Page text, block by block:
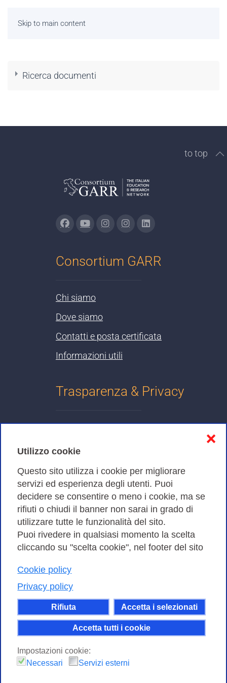
Utilizzo cookie
Questo sito utilizza i cookie per migliorare
servizi ed esperienza degli utenti. Puoi
decidere se consentire o meno i cookie, ma se
rifiuti o chiudi il banner non sarai in grado di
utilizzare tutte le funzionalità del sito.
Puoi rivedere in qualsiasi momento la scelta
cliccando su "scelta cookie", nel footer del sito
Cookie policy
Privacy policy
Rifiuta Accetta i selezionati
Accetta tutti i cookie
❌
Impostazioni cookie:
Necessari
Servizi esterni
Skip to main content
Ricerca documenti
CALENDAR
to top
Consortium GARR
Chi siamo
Dove siamo
Contatti e posta certificata
Informazioni utili
Trasparenza & Privacy
Cookies Policy
Amministrazione trasparente
Bandi di Gara
Consortium GARR - Via dei Tizii, 6 - 00185 Roma | Tel.
| CF 97284570583 – PI 07577141000 | Codice
Destinatario 7EU9KEU |
Il contenuto di questo sito e' rilasciato, tranne dove
altrimenti indicato, secondo i termini della licenza
Creative Commons
stesso modo 4.0 Internazionale.